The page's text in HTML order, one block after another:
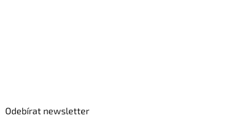
Odebírat newsletter